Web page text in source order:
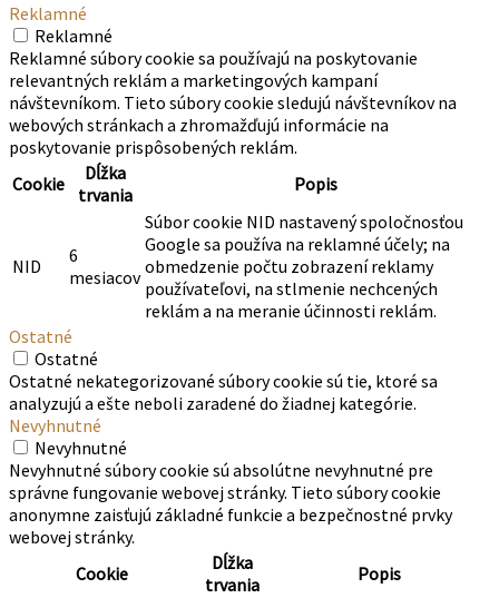
Reklamné
Reklamné
Reklamné súbory cookie sa používajú na poskytovanie
relevantných reklám a marketingových kampaní
návštevníkom. Tieto súbory cookie sledujú návštevníkov na
webových stránkach a zhromažďujú informácie na
poskytovanie prispôsobených reklám.
Cookie
Dĺžka
trvania
Popis
NID
6
mesiacov
Súbor cookie NID nastavený spoločnosťou
Google sa používa na reklamné účely; na
obmedzenie počtu zobrazení reklamy
používateľovi, na stlmenie nechcených
reklám a na meranie účinnosti reklám.
Ostatné
Ostatné
Ostatné nekategorizované súbory cookie sú tie, ktoré sa
analyzujú a ešte neboli zaradené do žiadnej kategórie.
Nevyhnutné
Nevyhnutné
Nevyhnutné súbory cookie sú absolútne nevyhnutné pre
správne fungovanie webovej stránky. Tieto súbory cookie
anonymne zaisťujú základné funkcie a bezpečnostné prvky
webovej stránky.
Cookie
Dĺžka
trvania
Popis